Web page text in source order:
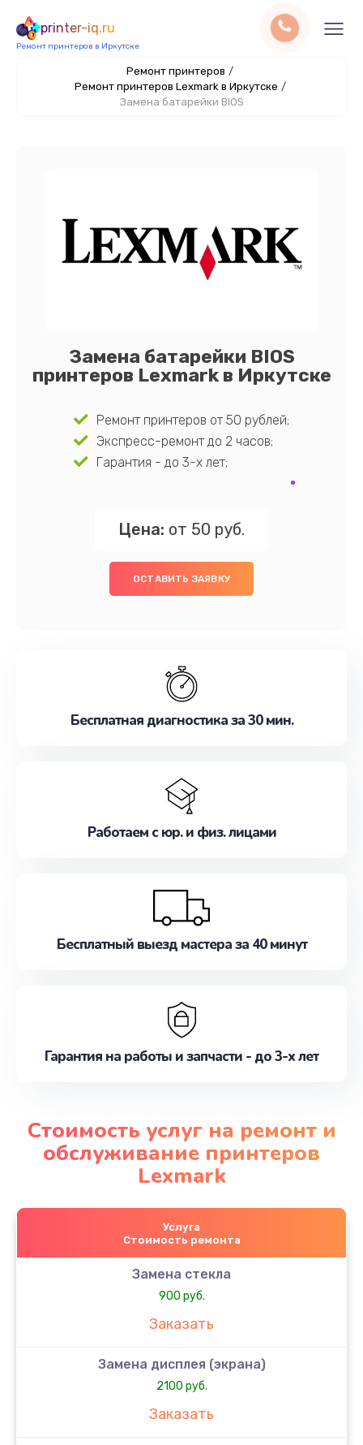
printer-iq.ru
Ремонт принтеров в Иркутске
Ремонт принтеров /
Ремонт принтеров Lexmark в Иркутске /
Замена батарейки BIOS
Замена батарейки BIOS
принтеров Lexmark в Иркутске
Ремонт принтеров от 50 рублей;
Экспресс-ремонт до 2 часов;
Гарантия - до 3-х лет;
Цена: от 50 руб.
ОСТАВИТЬ ЗАЯВКУ
Бесплатная диагностика за 30 мин.
Работаем с юр. и физ. лицами
Бесплатный выезд мастера за 40 минут
Гарантия на работы и запчасти - до 3-х лет
Стоимость услуг на ремонт и
обслуживание принтеров
Lexmark
Услуга
Стоимость ремонта
Замена стекла
900 руб.
Заказать
Замена дисплея (экрана)
2100 руб.
Заказать